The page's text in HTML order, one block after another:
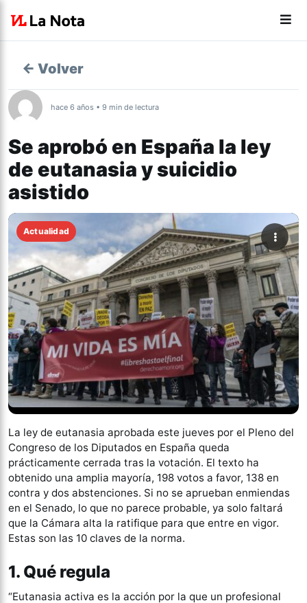
← Volver
hace 6 años • 9 min de lectura
Se aprobó en España la ley
de eutanasia y suicidio
asistido
Actualidad
La ley de eutanasia aprobada este jueves por el Pleno del
Congreso de los Diputados en España queda
prácticamente cerrada tras la votación. El texto ha
obtenido una amplia mayoría, 198 votos a favor, 138 en
contra y dos abstenciones. Si no se aprueban enmiendas
en el Senado, lo que no parece probable, ya solo faltará
que la Cámara alta la ratifique para que entre en vigor.
Estas son las 10 claves de la norma.
1. Qué regula
“Eutanasia activa es la acción por la que un profesional